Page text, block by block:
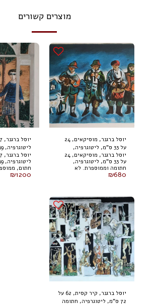
מוצרים קשורים
יוסל ברגנר, מוסיקאים, 24
על 33 ס"מ, ליטוגרפיה,
חתומה וממוספרת. לא
ממוסגר
יוסל ברגנר, מוסיקאים, 24
על 33 ס"מ, ליטוגרפיה,
חתומה וממוספרת. לא
ממוסגר
₪680
חתום,
חתום,
₪1200
יוסל ברגנר, קיר קסית, 62 על
72 ס"מ, ליטוגרפיה, חתומה